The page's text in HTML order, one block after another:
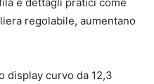
regolabile, aumentano
display curvo da 12,3